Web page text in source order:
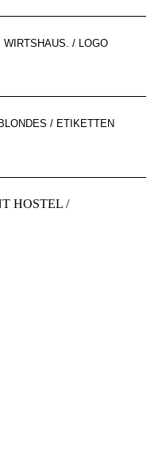
/ LOGO
/ ETIKETTEN
HOSTEL /